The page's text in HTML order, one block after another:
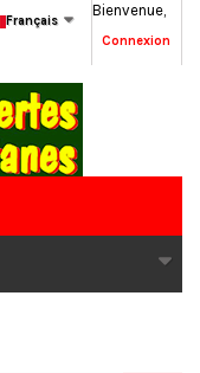
Bienvenue,
Connexion
Français